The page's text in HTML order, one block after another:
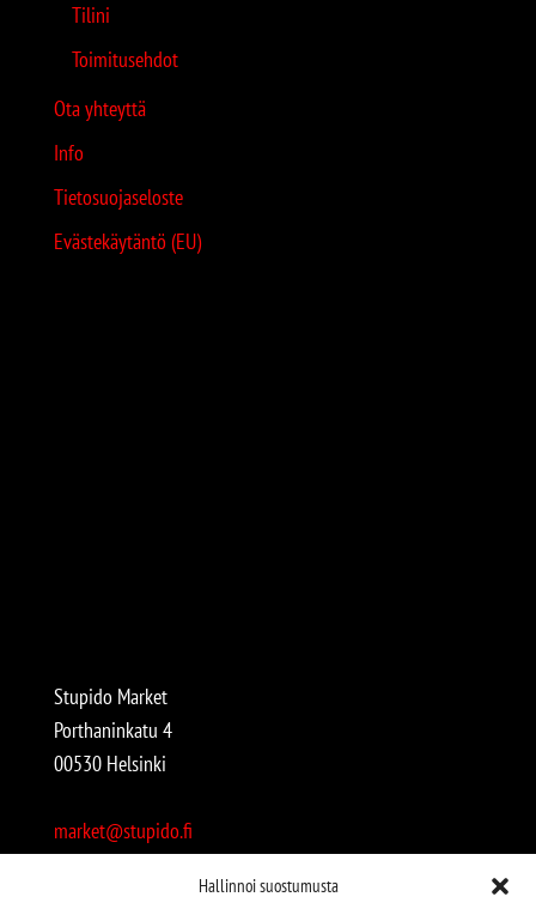
Hallinnoi suostumusta
Tilini
Toimitusehdot
Ota yhteyttä
Info
Tietosuojaseloste
Evästekäytäntö (EU)
Stupido Market
Porthaninkatu 4
00530 Helsinki
market@stupido.fi